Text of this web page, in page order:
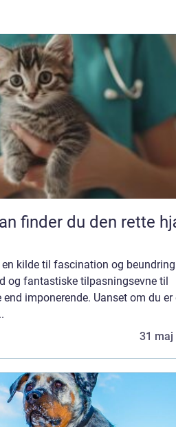
kilde til fascination og
og fantastiske tilpasningsevne til
imponerende. Uanset om du er
31 maj